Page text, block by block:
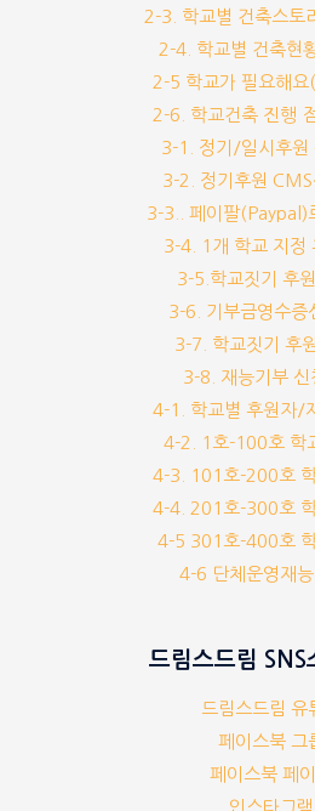
2-3. 학교별 건축스토
2-4. 학교별 건축현
2-5 학교가 필요해요
2-6. 학교건축 진행
3-1. 정기/일시후원
3-2. 정기후원 CMS
3-3.. 페이팔(Paypal)
3-4. 1개 학교 지정
3-5.학교짓기 후
3-6. 기부금영수증
3-7. 학교짓기 후
3-8. 재능기부 신
4-1. 학교별 후원자/
4-2. 1호-100호 학
4-3. 101호-200호
4-4. 201호-300호
4-5 301호-400호
4-6 단체운영재
드림스드림 SNS
드림스드림 유
페이스북 그
페이스북 페이
인스타그램